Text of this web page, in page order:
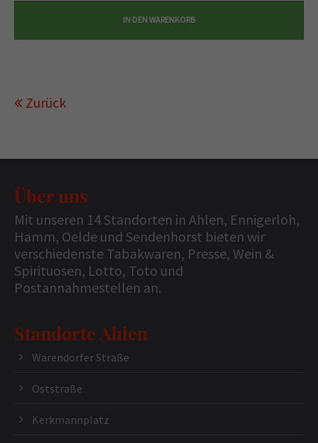
Zurück
Über uns
Mit unseren 14 Standorten in Ahlen, Ennigerloh,
Hamm, Oelde und Sendenhorst bieten wir
verschiedenste Tabakwaren, Presse, Wein &
Spirituosen, Lotto, Toto und
Postannahmestellen an.
Standorte Ahlen
Warendorfer Straße
Oststraße
Kerkmannplatz